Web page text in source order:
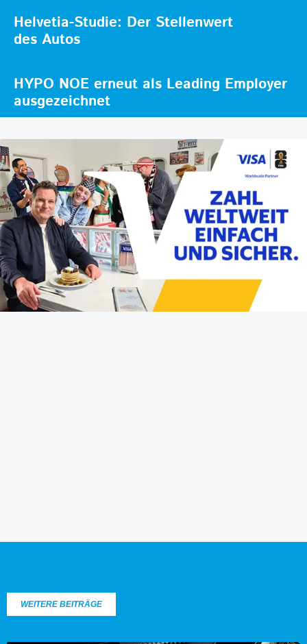
Helvetia-Studie: Der Stellenwert
des Autos
HYPO NOE erneut als Leading Employer
ausgezeichnet
WEITERE BEITRÄGE